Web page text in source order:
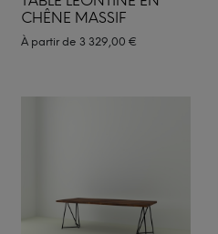
CHÊNE MASSIF
À partir de 3 329,00 €